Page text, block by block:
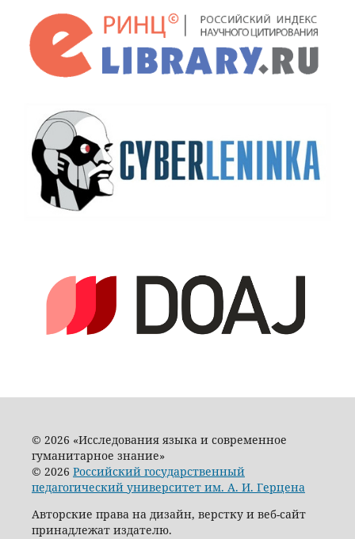
© 2026 «Исследования языка и современное
гуманитарное знание»
© 2026 Российский государственный
педагогический университет им. А. И. Герцена
Авторские права на дизайн, верстку и веб-сайт
принадлежат издателю.